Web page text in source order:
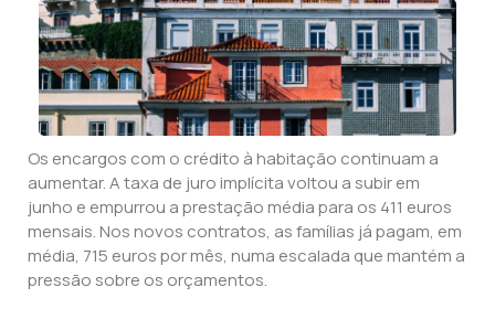
Os encargos com o crédito à habitação continuam a
aumentar. A taxa de juro implícita voltou a subir em
junho e empurrou a prestação média para os 411 euros
mensais. Nos novos contratos, as famílias já pagam, em
média, 715 euros por mês, numa escalada que mantém a
pressão sobre os orçamentos.